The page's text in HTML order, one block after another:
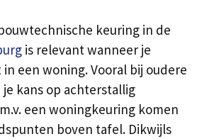
keuring in de
is relevant wanneer je
een woning. Vooral bij oudere
kans op achterstallig
een woningkeuring komen
boven tafel. Dikwijls